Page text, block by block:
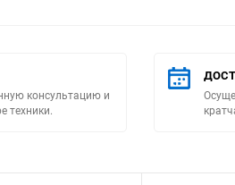
консультацию и
техники.